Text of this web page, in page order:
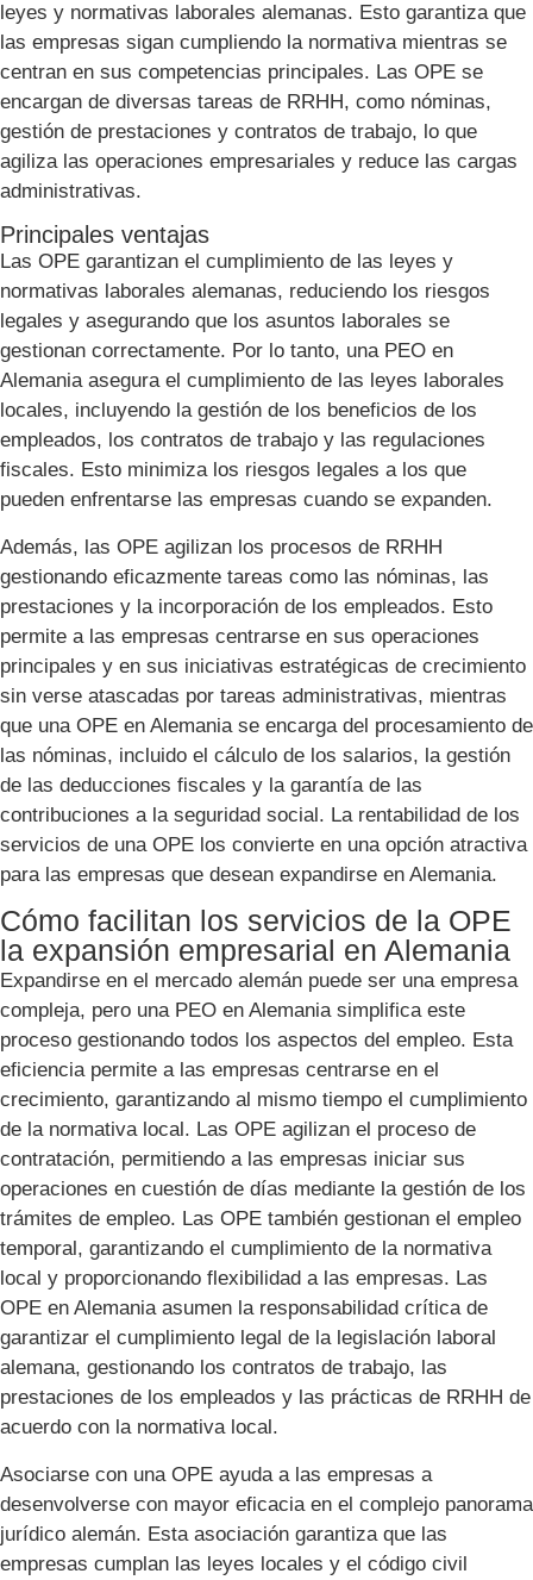
leyes y normativas laborales alemanas. Esto garantiza que
las empresas sigan cumpliendo la normativa mientras se
centran en sus competencias principales. Las OPE se
encargan de diversas tareas de RRHH, como nóminas,
gestión de prestaciones y contratos de trabajo, lo que
agiliza las operaciones empresariales y reduce las cargas
administrativas.
Principales ventajas
Las OPE garantizan el cumplimiento de las leyes y
normativas laborales alemanas, reduciendo los riesgos
legales y asegurando que los asuntos laborales se
gestionan correctamente. Por lo tanto, una PEO en
Alemania asegura el cumplimiento de las leyes laborales
locales, incluyendo la gestión de los beneficios de los
empleados, los contratos de trabajo y las regulaciones
fiscales. Esto minimiza los riesgos legales a los que
pueden enfrentarse las empresas cuando se expanden.
Además, las OPE agilizan los procesos de RRHH
gestionando eficazmente tareas como las nóminas, las
prestaciones y la incorporación de los empleados. Esto
permite a las empresas centrarse en sus operaciones
principales y en sus iniciativas estratégicas de crecimiento
sin verse atascadas por tareas administrativas, mientras
que una OPE en Alemania se encarga del procesamiento de
las nóminas, incluido el cálculo de los salarios, la gestión
de las deducciones fiscales y la garantía de las
contribuciones a la seguridad social. La rentabilidad de los
servicios de una OPE los convierte en una opción atractiva
para las empresas que desean expandirse en Alemania.
Cómo facilitan los servicios de la OPE
la expansión empresarial en Alemania
Expandirse en el mercado alemán puede ser una empresa
compleja, pero una PEO en Alemania simplifica este
proceso gestionando todos los aspectos del empleo. Esta
eficiencia permite a las empresas centrarse en el
crecimiento, garantizando al mismo tiempo el cumplimiento
de la normativa local. Las OPE agilizan el proceso de
contratación, permitiendo a las empresas iniciar sus
operaciones en cuestión de días mediante la gestión de los
trámites de empleo. Las OPE también gestionan el empleo
temporal, garantizando el cumplimiento de la normativa
local y proporcionando flexibilidad a las empresas. Las
OPE en Alemania asumen la responsabilidad crítica de
garantizar el cumplimiento legal de la legislación laboral
alemana, gestionando los contratos de trabajo, las
prestaciones de los empleados y las prácticas de RRHH de
acuerdo con la normativa local.
Asociarse con una OPE ayuda a las empresas a
desenvolverse con mayor eficacia en el complejo panorama
jurídico alemán. Esta asociación garantiza que las
empresas cumplan las leyes locales y el código civil